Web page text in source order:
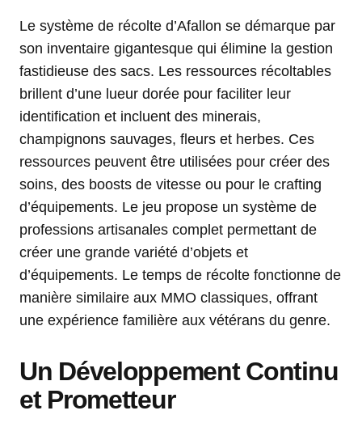
Le système de récolte d’Afallon se démarque par
son inventaire gigantesque qui élimine la gestion
fastidieuse des sacs. Les ressources récoltables
brillent d’une lueur dorée pour faciliter leur
identification et incluent des minerais,
champignons sauvages, fleurs et herbes. Ces
ressources peuvent être utilisées pour créer des
soins, des boosts de vitesse ou pour le crafting
d’équipements. Le jeu propose un système de
professions artisanales complet permettant de
créer une grande variété d’objets et
d’équipements. Le temps de récolte fonctionne de
manière similaire aux MMO classiques, offrant
une expérience familière aux vétérans du genre.
Un Développement Continu
et Prometteur